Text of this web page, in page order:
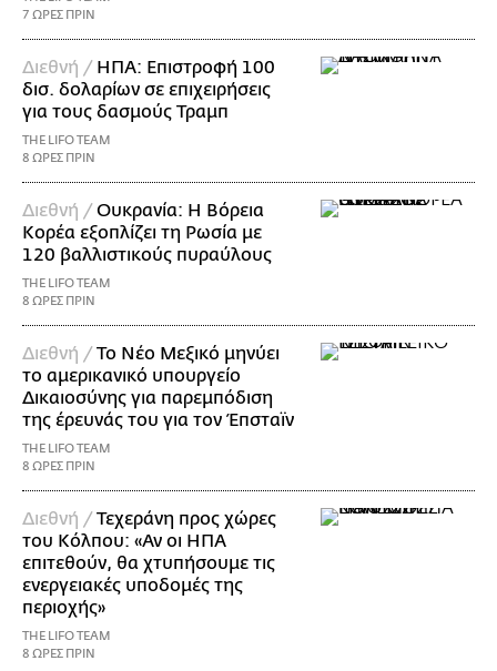
7 ΩΡΕΣ ΠΡΙΝ
Διεθνή / ΗΠΑ: Επιστροφή 100
δισ. δολαρίων σε επιχειρήσεις
για τους δασμούς Τραμπ
THE LIFO TEAM
8 ΩΡΕΣ ΠΡΙΝ
Διεθνή /Ουκρανία: Η Βόρεια
Κορέα εξοπλίζει τη Ρωσία με
120 βαλλιστικούς πυραύλους
THE LIFO TEAM
8 ΩΡΕΣ ΠΡΙΝ
Διεθνή /Το Νέο Μεξικό μηνύει
το αμερικανικό υπουργείο
Δικαιοσύνης για παρεμπόδιση
της έρευνάς του για τον Έπσταϊν
THE LIFO TEAM
8 ΩΡΕΣ ΠΡΙΝ
Διεθνή /Τεχεράνη προς χώρες
του Κόλπου: «Αν οι ΗΠΑ
επιτεθούν, θα χτυπήσουμε τις
ενεργειακές υποδομές της
περιοχής»
THE LIFO TEAM
8 ΩΡΕΣ ΠΡΙΝ